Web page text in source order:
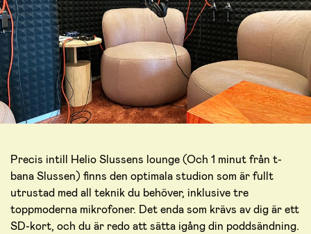
Precis intill Helio Slussens lounge (Och 1 minut från t-
bana Slussen) finns den optimala studion som är fullt
utrustad med all teknik du behöver, inklusive tre
toppmoderna mikrofoner. Det enda som krävs av dig är ett
SD-kort, och du är redo att sätta igång din poddsändning.